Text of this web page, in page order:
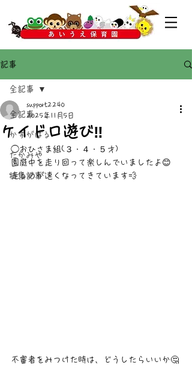
記事
全記事
かすがばる
たかみや
特集記事
全記事
ケイドロ遊び‼️
support2240
2025年11月5日
◯おひさま組(３・４・５才)
園庭中を走り回って楽しんでいましたよ😊
走るのが速くなってきています💨
不審者をみつけた時は、どうしたらいいか🤔